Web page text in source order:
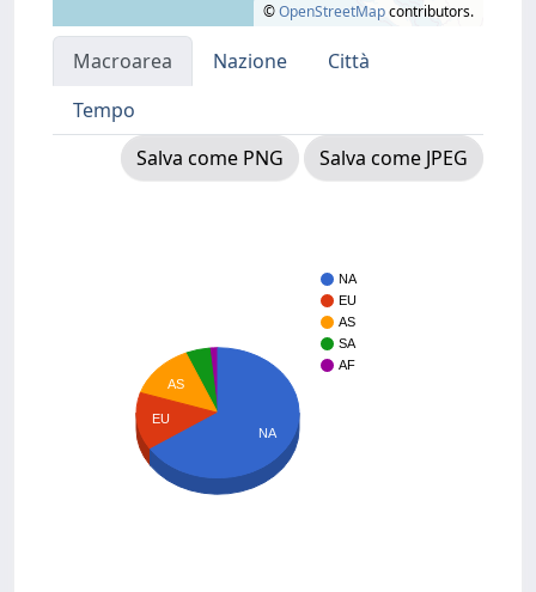
©OpenStreetMapcontributors.
Macroarea Nazione
Città
Tempo
Salva come PNG
Salva come JPEG
NA
EU
AS
SA
AF
AS
EU
NA